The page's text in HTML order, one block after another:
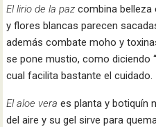
El lirio de la paz combina belleza
y flores blancas parecen
además combate moho y
se pone mustio, como diciendo
cual facilita bastante el cuidado.
El aloe vera es planta y botiquín
del aire y su gel sirve para